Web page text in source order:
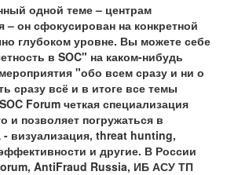
одной теме – центрам
он сфокусирован на конкретной
глубоком уровне. Вы можете себе
в SOC" на каком-нибудь
"обо всем сразу и ни о
сразу всё и в итоге все темы
Forum четкая специализация
и позволяет погружаться в
визуализация, threat hunting,
и другие. В России
AntiFraud Russia, ИБ АСУ ТП